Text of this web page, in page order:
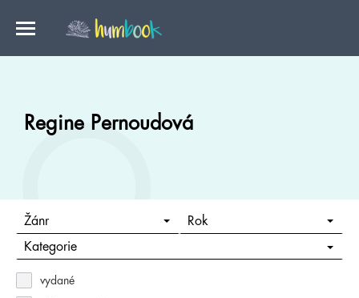
Regine Pernoudová
Žánr Rok
Kategorie
vydané